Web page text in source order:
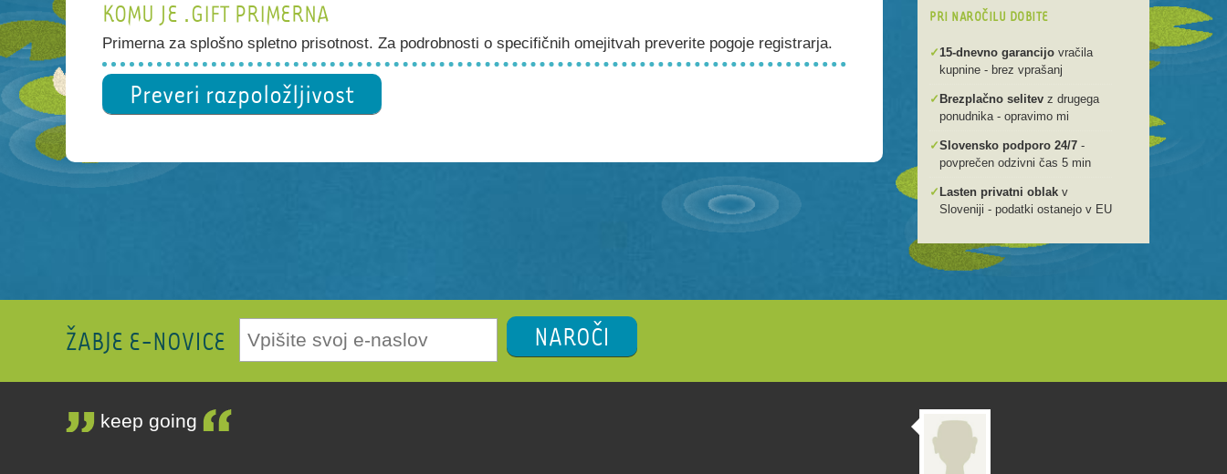
KOMU JE .GIFT PRIMERNA
Primerna za splošno spletno prisotnost. Za podrobnosti o specifičnih omejitvah preverite pogoje registrarja.
Preveri razpoložljivost
PRI NAROČILU DOBITE
✓15-dnevno garancijo vračila
kupnine - brez vprašanj
✓ Brezplačno selitev z drugega
ponudnika - opravimo mi
✓Slovensko podporo 24/7 -
povprečen odzivni čas 5 min
✓ Lasten privatni oblak v
Sloveniji - podatki ostanejo v EU
ŽABJE E-NOVICE NAROČI
keep going